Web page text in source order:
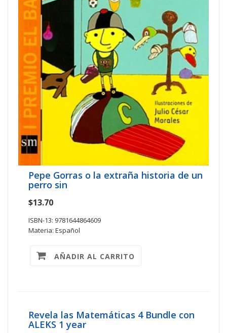
Pepe Gorras o la extraña historia de un
perro sin
$13.70
ISBN-13: 9781644864609
Materia: Español
AÑADIR AL CARRITO
Revela las Matemáticas 4 Bundle con
ALEKS 1 year